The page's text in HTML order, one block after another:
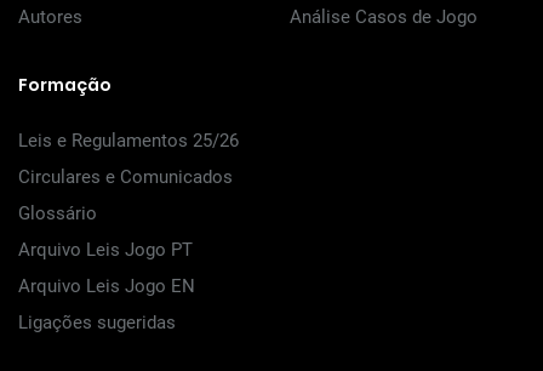
Autores
Análise Casos de Jogo
Formação
Leis e Regulamentos 25/26
Circulares e Comunicados
Glossário
Arquivo Leis Jogo PT
Arquivo Leis Jogo EN
Ligações sugeridas